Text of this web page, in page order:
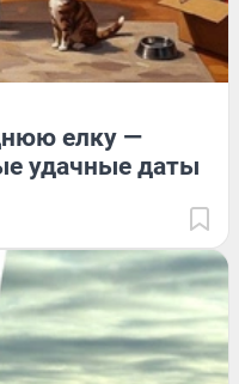
елку —
удачные даты